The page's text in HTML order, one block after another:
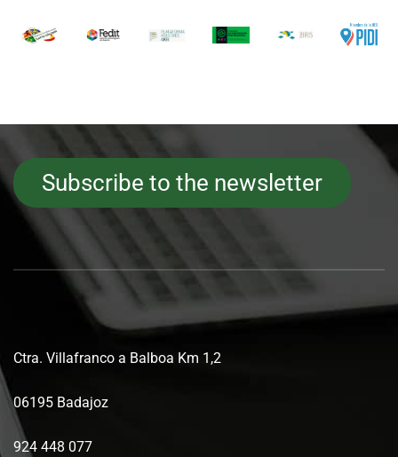
Subscribe to the newsletter
Ctra. Villafranco a Balboa Km 1,2
06195 Badajoz
924 448 077